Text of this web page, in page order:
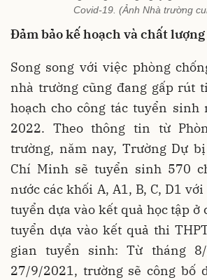
Covid-19. (Ảnh Nhà trường
Đảm bảo kế hoạch và chất lượng
Song song với việc phòng
nhà trường cũng đang gấp rút
hoạch cho công tác tuyển sinh
2022. Theo thông tin từ
trường, năm nay, Trường Dự
Chí Minh sẽ tuyển sinh 570
nước các khối A, A1, B, C, D1
tuyển dựa vào kết quả học tập ở
tuyển dựa vào kết quả thi
gian tuyển sinh: Từ tháng
27/9/2021, trường sẽ công bố